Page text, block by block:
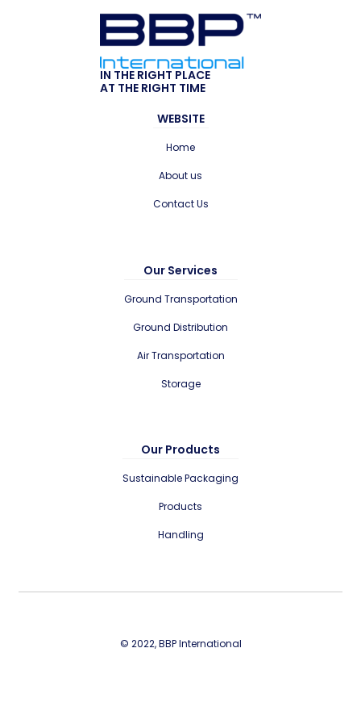
IN THE RIGHT PLACE
AT THE RIGHT TIME
WEBSITE
Home
About us
Contact Us
Our Services
Ground Transportation
Ground Distribution
Air Transportation
Storage
Our Products
Sustainable Packaging
Products
Handling
© 2022, BBP International